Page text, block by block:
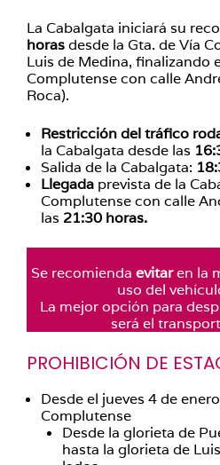
La Cabalgata iniciará su
horasdesde la Gta. de Vía
Luis de Medina, finalizando
Complutense con calle
Roca).
Restricción del tráfico
la Cabalgata desde las
Salida de la Cabalgata:
Llegada prevista de la
Complutense con calle
las 21:30 horas.
Se recomienda evitaren la
uso del
La mejor opción para
será el
PROHIBICIÓN DE
Desde el jueves 4 de
Complutense
Desde la glorieta de
hasta la glorieta de